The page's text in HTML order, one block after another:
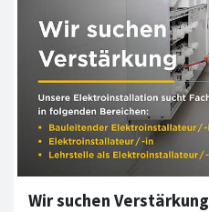
Wir suchen Verstärkung